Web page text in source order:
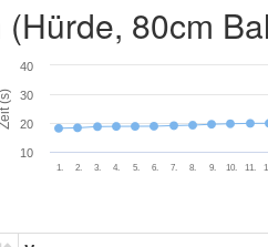
80cm
Zeit (s)
1. 2. 3. 4. 5. 6. 7. 8. 9. 10. 11.
10
20
30
40